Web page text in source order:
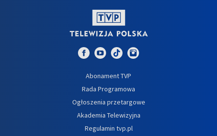
Abonament TVP
Rada Programowa
Ogłoszenia przetargowe
Akademia Telewizyjna
Regulamin tvp.pl